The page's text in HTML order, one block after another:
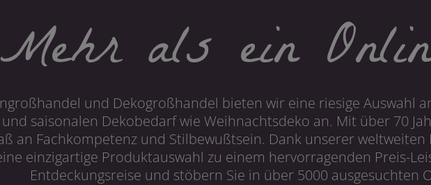
Mehr als ein
und Dekogroßhandel bieten wir eine riesige Auswahl
saisonalen Dekobedarf wie Weihnachtsdeko an. Mit über 70
an Fachkompetenz und Stilbewußtsein. Dank unserer
einzigartige Produktauswahl zu einem hervorragenden Preis-
Entdeckungsreise und stöbern Sie in über 5000 ausgesuchten